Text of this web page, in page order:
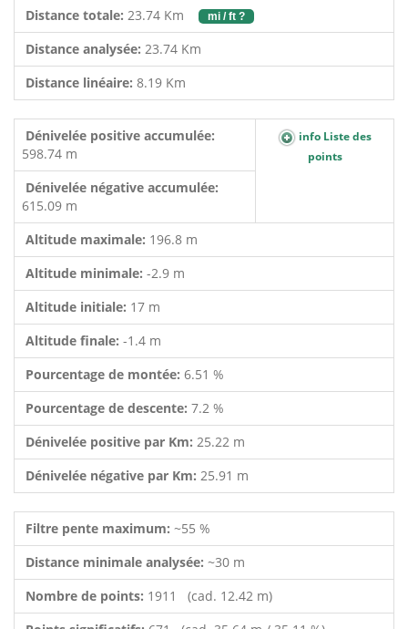
Distance totale: 23.74 Km mi / ft ?
Distance analysée: 23.74 Km
Distance linéaire: 8.19 Km
Dénivelée positive accumulée:
598.74 m
info Liste des
points
Dénivelée négative accumulée:
615.09 m
Altitude maximale: 196.8 m
Altitude minimale: -2.9 m
Altitude initiale: 17 m
Altitude finale: -1.4 m
Pourcentage de montée: 6.51 %
Pourcentage de descente: 7.2 %
Dénivelée positive par Km: 25.22 m
Dénivelée négative par Km: 25.91 m
Filtre pente maximum: ~55 %
Distance minimale analysée: ~30 m
Nombre de points: 1911 (cad. 12.42 m)